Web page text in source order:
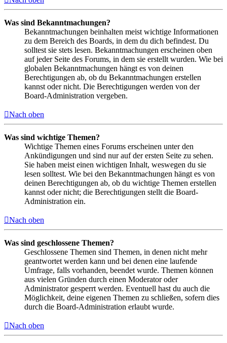
Was sind Bekanntmachungen?
Bekanntmachungen beinhalten meist wichtige Informationen
zu dem Bereich des Boards, in dem du dich befindest. Du
solltest sie stets lesen. Bekanntmachungen erscheinen oben
auf jeder Seite des Forums, in dem sie erstellt wurden. Wie bei
globalen Bekanntmachungen hängt es von deinen
Berechtigungen ab, ob du Bekanntmachungen erstellen
kannst oder nicht. Die Berechtigungen werden von der
Board-Administration vergeben.
Nach oben
Was sind wichtige Themen?
Wichtige Themen eines Forums erscheinen unter den
Ankündigungen und sind nur auf der ersten Seite zu sehen.
Sie haben meist einen wichtigen Inhalt, weswegen du sie
lesen solltest. Wie bei den Bekanntmachungen hängt es von
deinen Berechtigungen ab, ob du wichtige Themen erstellen
kannst oder nicht; die Berechtigungen stellt die Board-
Administration ein.
Nach oben
Was sind geschlossene Themen?
Geschlossene Themen sind Themen, in denen nicht mehr
geantwortet werden kann und bei denen eine laufende
Umfrage, falls vorhanden, beendet wurde. Themen können
aus vielen Gründen durch einen Moderator oder
Administrator gesperrt werden. Eventuell hast du auch die
Möglichkeit, deine eigenen Themen zu schließen, sofern dies
durch die Board-Administration erlaubt wurde.
Nach oben